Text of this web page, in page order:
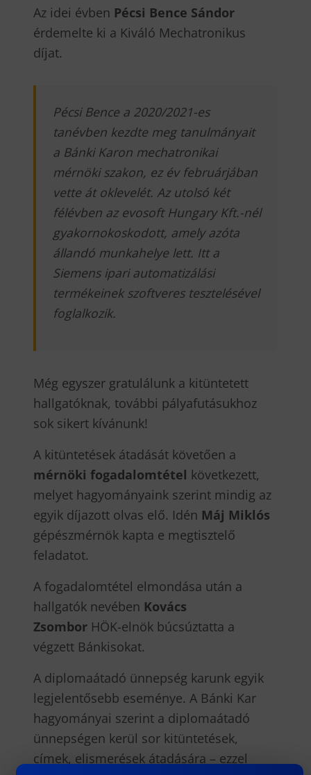
Az idei évben Pécsi Bence Sándor
érdemelte ki a Kiváló Mechatronikus
díjat.
Pécsi Bence a 2020/2021-es
tanévben kezdte meg tanulmányait
a Bánki Karon mechatronikai
mérnöki szakon, ez év februárjában
vette át oklevelét. Az utolsó két
félévben az evosoft Hungary Kft.-nél
gyakornokoskodott, amely azóta
állandó munkahelye lett. Itt a
Siemens ipari automatizálási
termékeinek szoftveres tesztelésével
foglalkozik.
Még egyszer gratulálunk a kitüntetett
hallgatóknak, további pályafutásukhoz
sok sikert kívánunk!
A kitüntetések átadását követően a
mérnöki fogadalomtétel következett,
melyet hagyományaink szerint mindig az
egyik díjazott olvas elő. Idén Máj Miklós
gépészmérnök kapta e megtisztelő
feladatot.
A fogadalomtétel elmondása után a
hallgatók nevében Kovács
Zsombor HÖK-elnök búcsúztatta a
végzett Bánkisokat.
A diplomaátadó ünnepség karunk egyik
legjelentősebb eseménye. A Bánki Kar
hagyományai szerint a diplomaátadó
ünnepségen kerül sor kitüntetések,
címek, elismerések átadására – ezzel